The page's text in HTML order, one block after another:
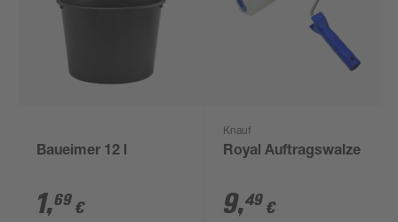
Baueimer 12 l
1,69 €
Knauf
Royal Auftragswalze
9,49 €